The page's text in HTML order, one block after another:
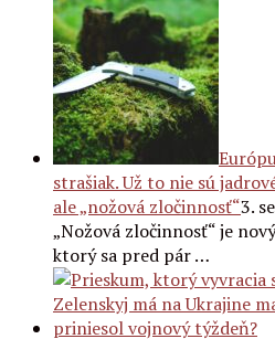
strašiak. Už to nie sú
ale „nožová zločinnosť“3.
„Nožová zločinnosť“ je
ktorý sa pred pár …